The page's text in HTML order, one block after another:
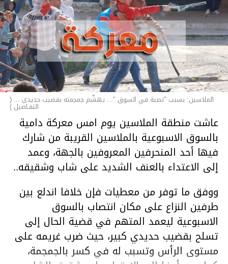
الملاسين: بسبب "نصبة في السوق "... يهشّم جمجمته بقضيب حديدي ... (
التفـاصيل )
عاشت منطقة الملاسين يوم امس معركة دامية
بالسوق الاسبوعية بالملاسين القريبة من شارك
فيها أحد المنحرفين المعروفين بالجهة، وعمد
إلى الاعتداء بالعنف الشديد على شاب وشقيقه..
ووفق ما توفر من معطيات فإن خلافا اندلع بين
طرفين النزاع على مكان انتصاب بالسوق
الاسبوعية ليعمد المتهم في قضية الحال إلى
تسلح بقضيب حديدي كبير، حيث ضرب غريمه على
مستوى الرأس وتسبب له في كسر بالجمجمة،